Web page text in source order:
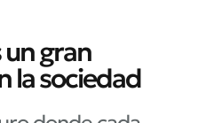
gran
la sociedad